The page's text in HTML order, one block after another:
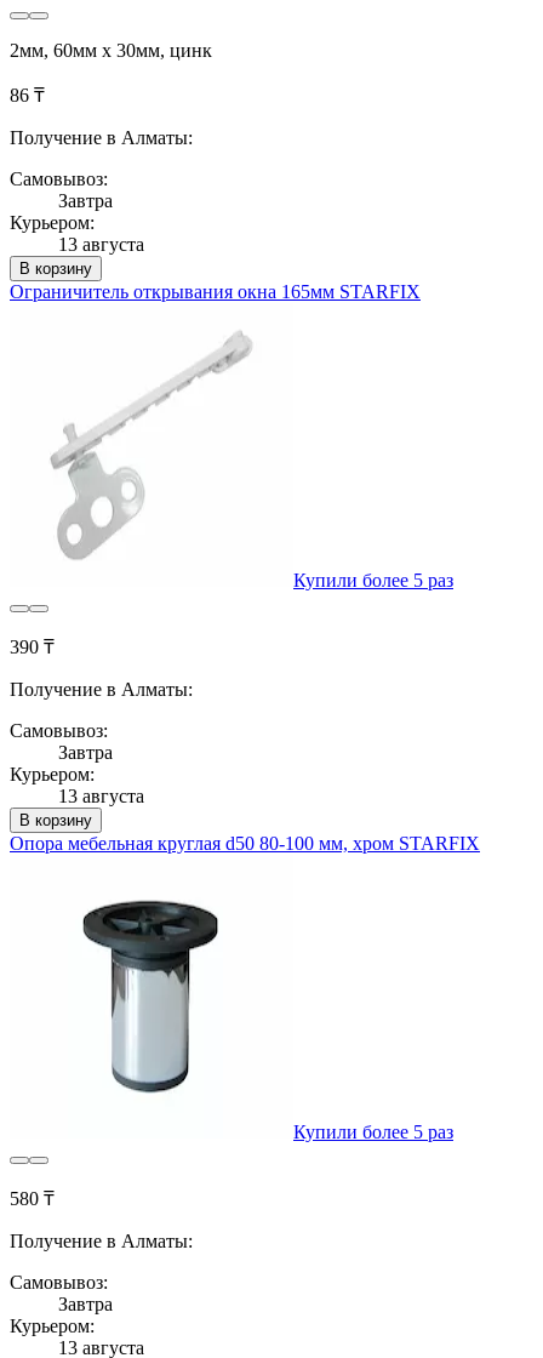
2мм, 60мм х 30мм, цинк
86 ₸
Получение в Алматы:
Самовывоз:
Завтра
Курьером:
13 августа
В корзину
Ограничитель открывания окна 165мм STARFIX
Купили более 5 раз
390 ₸
Получение в Алматы:
Самовывоз:
Завтра
Курьером:
13 августа
В корзину
Опора мебельная круглая d50 80-100 мм, хром STARFIX
Купили более 5 раз
580 ₸
Получение в Алматы:
Самовывоз:
Завтра
Курьером:
13 августа